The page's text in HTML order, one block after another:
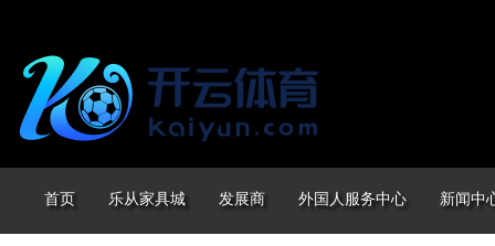
首页 乐从家具城 发展商 外国人服务中心 新闻中